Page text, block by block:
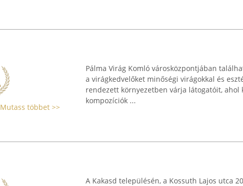
Mutass többet >>
Pálma Virág Komló városközpontjában
a virágkedvelőket minőségi virágokkal és
rendezett környezetben várja látogatóit, ahol
kompozíciók ...
A Kakasd településén, a Kossuth Lajos utca